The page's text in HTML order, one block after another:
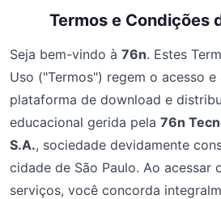
Termos e Condições
Seja bem-vindo à 76n. Estes
Uso ("Termos") regem o acesso
plataforma de download e
educacional gerida pela 76n
S.A., sociedade devidamente
cidade de São Paulo. Ao acessar
serviços, você concorda